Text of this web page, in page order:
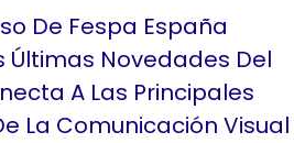
De Fespa España
Últimas Novedades Del
A Las Principales
La Comunicación Visual